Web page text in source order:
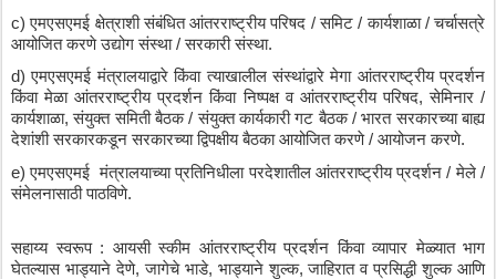
c) एमएसएमई क्षेत्राशी संबंधित आंतरराष्ट्रीय परिषद / समिट / कार्यशाळा / चर्चासत्रे
आयोजित करणे उद्योग संस्था / सरकारी संस्था.
d) एमएसएमई मंत्रालयाद्वारे किंवा त्याखालील संस्थांद्वारे मेगा आंतरराष्ट्रीय प्रदर्शन
किंवा मेळा आंतरराष्ट्रीय प्रदर्शन किंवा निष्पक्ष व आंतरराष्ट्रीय परिषद, सेमिनार
कार्यशाळा, संयुक्त समिती बैठक / संयुक्त कार्यकारी गट बैठक / भारत सरकारच्या बाह्य
देशांशी सरकारकडून सरकारच्या द्विपक्षीय बैठका आयोजित करणे / आयोजन करणे.
e) एमएसएमई मंत्रालयाच्या प्रतिनिधीला परदेशातील आंतरराष्ट्रीय प्रदर्शन / मेले
संमेलनासाठी पाठविणे.
सहाय्य स्वरूप : आयसी स्कीम आंतरराष्ट्रीय प्रदर्शन किंवा व्यापार मेळ्यात भाग
घेतल्यास भाड्याने देणे, जागेचे भाडे, भाड्याने शुल्क, जाहिरात व प्रसिद्धी शुल्क आणि